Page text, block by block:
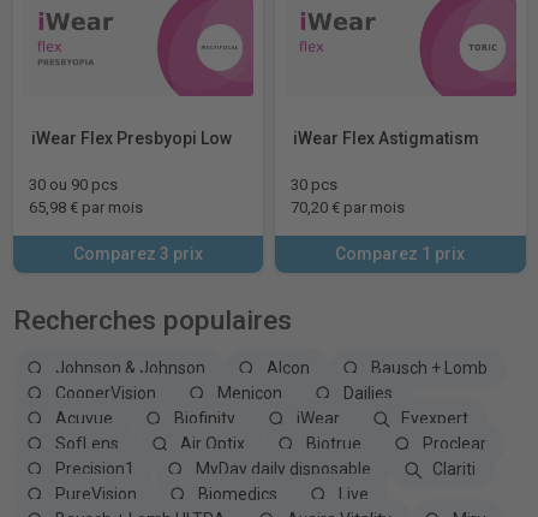
iWear Flex Presbyopi Low
30 ou 90 pcs
65,98 € par mois
Comparez 3 prix
iWear Flex Astigmatism
30 pcs
70,20 € par mois
Comparez 1 prix
Recherches populaires
Johnson & Johnson Alcon
Bausch + Lomb
CooperVision
Menicon
Dailies
Acuvue
Biofinity iWear
Eyexpert
SofLens
Air Optix Biotrue
Proclear
Precision1
MyDay daily disposable
Clariti
PureVision
Biomedics
Live